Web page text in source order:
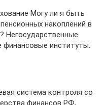
Могу ли я быть
накоплений в
институты.
система контроля со
финансов РФ,